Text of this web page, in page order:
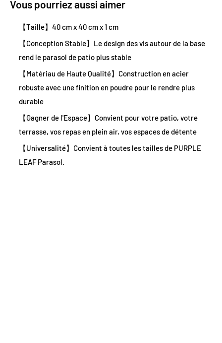
Vous pourriez aussi aimer
【Taille】40 cm x 40 cm x 1 cm
【Conception Stable】Le design des vis autour de la base
rend le parasol de patio plus stable
【Matériau de Haute Qualité】Construction en acier
robuste avec une finition en poudre pour le rendre plus
durable
【Gagner de l'Espace】Convient pour votre patio, votre
terrasse, vos repas en plein air, vos espaces de détente
【Universalité】Convient à toutes les tailles de PURPLE
LEAF Parasol.